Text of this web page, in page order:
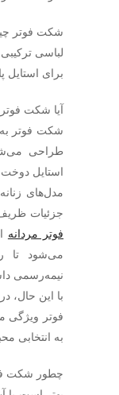
شکت فوتر
لباسی
برای استایل
آیا شکت فوتر
شکت فوتر
طراحی
استایل دوخت
مدل‌های
جزئیات
فوتر مردانه
می‌شود تا
نیمه‌رسمی
با این حال،
فوتر
به انتخابی
چطور شکت